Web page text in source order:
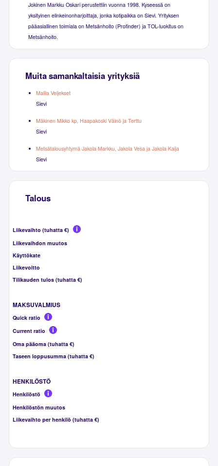
Jokinen Markku Oskari perustettiin vuonna 1998. Kyseessä on
yksityinen elinkeinonharjoittaja, jonka kotipaikka on Sievi. Yrityksen
pääasiallinen toimiala on Metsänhoito (Profinder) ja TOL-luokitus on
Metsänhoito.
Muita samankaltaisia yrityksiä
Malila Veljekset
Sievi
Mäkinen Mikko kp, Haapakoski Väinö ja Terttu
Sievi
Metsätalousyhtymä Jakola Markku, Jakola Vesa ja Jakola Kaija
Sievi
Talous
Liikevaihto (tuhatta €)
Liikevaihdon muutos
Käyttökate
Liikevoitto
Tilikauden tulos (tuhatta €)
MAKSUVALMIUS
Quick ratio
Current ratio
Oma pääoma (tuhatta €)
Taseen loppusumma (tuhatta €)
HENKILÖSTÖ
Henkilöstö
Henkilöstön muutos
Liikevaihto per henkilö (tuhatta €)